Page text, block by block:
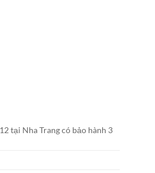
tại Nha Trang có bảo hành 3